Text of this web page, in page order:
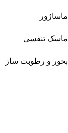
ماساژور
ماسک تنفسی
بخور و رطوبت ساز